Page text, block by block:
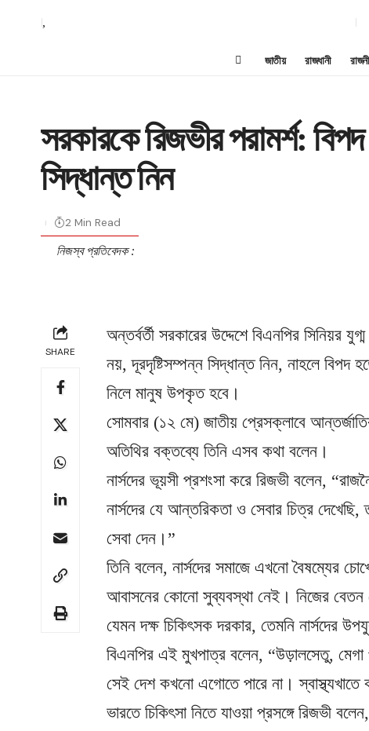
,
জাতীয় রাজধানী
সরকারকে রিজভীর পরামর্শ:
সিদ্ধান্ত নিন
নিজস্ব প্রতিবেদক :
2 Min Read
SHARE
অন্তর্বর্তী সরকারের উদ্দেশে বিএনপির সিনিয়র
নয়, দূরদৃষ্টিসম্পন্ন সিদ্ধান্ত নিন, নাহলে বিপদ
নিলে মানুষ উপকৃত হবে।
সোমবার (১২ মে) জাতীয় প্রেসক্লাবে
অতিথির বক্তব্যে তিনি এসব কথা বলেন।
নার্সদের ভূয়সী প্রশংসা করে রিজভী বলেন,
নার্সদের যে আন্তরিকতা ও সেবার চিত্র
সেবা দেন।”
তিনি বলেন, নার্সদের সমাজে এখনো বৈষম্যের
আবাসনের কোনো সুব্যবস্থা নেই। নিজের বেতন
যেমন দক্ষ চিকিৎসক দরকার, তেমনি নার্সদের
বিএনপির এই মুখপাত্র বলেন, “উড়ালসেতু, মেগা
সেই দেশ কখনো এগোতে পারে না।
ভারতে চিকিৎসা নিতে যাওয়া প্রসঙ্গে রিজভী